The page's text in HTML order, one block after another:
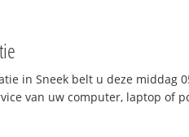
in Sneek belt u deze middag
van uw computer, laptop of